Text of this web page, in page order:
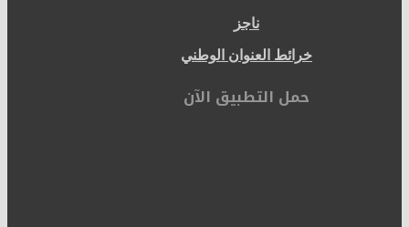
ناجز
خرائط العنوان الوطني
حمل التطبيق الآن